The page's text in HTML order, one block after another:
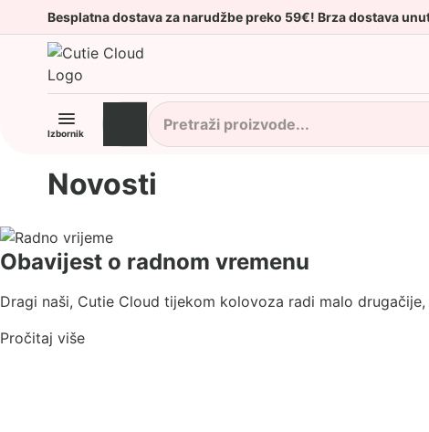
Besplatna dostava za narudžbe preko 59€! Brza dostava
Izbornik
Novosti
Obavijest o radnom vremenu
Dragi naši, Cutie Cloud tijekom kolovoza radi malo
Pročitaj više